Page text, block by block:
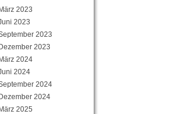
2023
2023
2023
2023
2024
2024
2024
2024
2025